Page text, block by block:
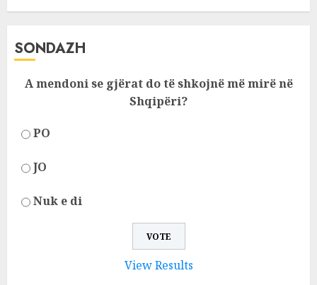
SONDAZH
A mendoni se gjërat do të shkojnë më mirë në
Shqipëri?
PO
JO
Nuk e di
View Results